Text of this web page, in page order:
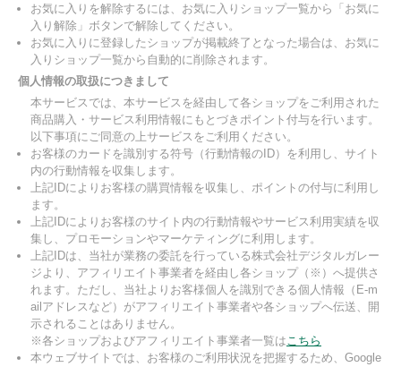
お気に入りを解除するには、お気に入りショップ一覧から「お気に
入り解除」ボタンで解除してください。
お気に入りに登録したショップが掲載終了となった場合は、お気に
入りショップ一覧から自動的に削除されます。
個人情報の取扱につきまして
本サービスでは、本サービスを経由して各ショップをご利用された
商品購入・サービス利用情報にもとづきポイント付与を行います。
以下事項にご同意の上サービスをご利用ください。
お客様のカードを識別する符号（行動情報のID）を利用し、サイト
内の行動情報を収集します。
上記IDによりお客様の購買情報を収集し、ポイントの付与に利用し
ます。
上記IDによりお客様のサイト内の行動情報やサービス利用実績を収
集し、プロモーションやマーケティングに利用します。
上記IDは、当社が業務の委託を行っている株式会社デジタルガレー
ジより、アフィリエイト事業者を経由し各ショップ（※）へ提供さ
れます。ただし、当社よりお客様個人を識別できる個人情報（E-m
ailアドレスなど）がアフィリエイト事業者や各ショップへ伝送、開
示されることはありません。
※各ショップおよびアフィリエイト事業者一覧はこちら
本ウェブサイトでは、お客様のご利用状況を把握するため、Google